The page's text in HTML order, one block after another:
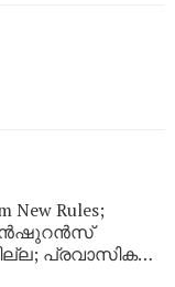
New Rules;
ഇൻഷുറൻസ്
പ്രവാസികൾ